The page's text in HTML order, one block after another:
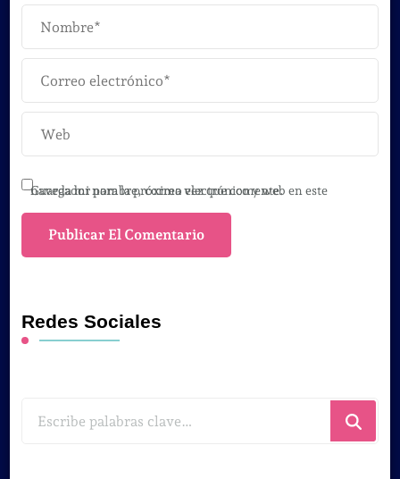
Guarda mi nombre, correo electrónico y web en este navegador para la próxima vez que comente.
Redes Sociales